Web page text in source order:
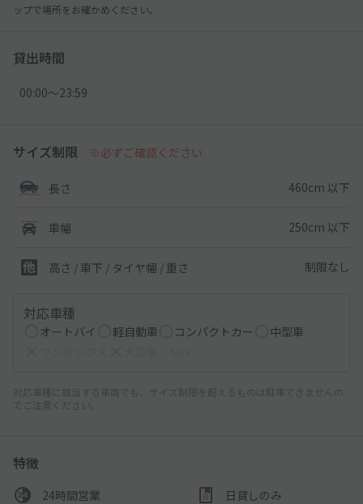
ップで場所をお確かめください。
貸出時間
00:00〜23:59
サイズ制限 ※必ずご確認ください
長さ 460cm 以下
車幅 250cm 以下
高さ / 車下 / タイヤ幅 / 重さ 制限なし
対応車種
オートバイ 軽自動車 コンパクトカー
中型車
対応車種に該当する車両でも、サイズ制限を超えるものは駐車できませんの
でご注意ください。
特徴
24時間営業 日貸しのみ